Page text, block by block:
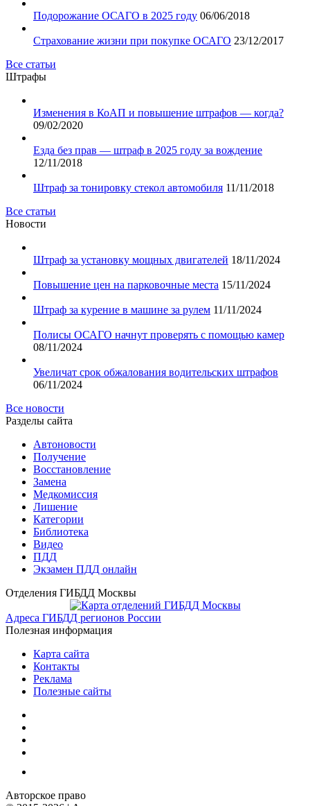
Подорожание ОСАГО в 2025 году 06/06/2018
Страхование жизни при покупке ОСАГО 23/12/2017
Все статьи
Штрафы
Изменения в КоАП и повышение штрафов — когда?
09/02/2020
Езда без прав — штраф в 2025 году за вождение
12/11/2018
Штраф за тонировку стекол автомобиля 11/11/2018
Все статьи
Новости
Штраф за установку мощных двигателей 18/11/2024
Повышение цен на парковочные места 15/11/2024
Штраф за курение в машине за рулем 11/11/2024
Полисы ОСАГО начнут проверять с помощью камер
08/11/2024
Увеличат срок обжалования водительских штрафов
06/11/2024
Все новости
Разделы сайта
Автоновости
Получение
Восстановление
Замена
Медкомиссия
Лишение
Категории
Библиотека
Видео
ПДД
Экзамен ПДД онлайн
Отделения ГИБДД Москвы
Адреса ГИБДД регионов России
Полезная информация
Карта сайта
Контакты
Реклама
Полезные сайты
Авторское право